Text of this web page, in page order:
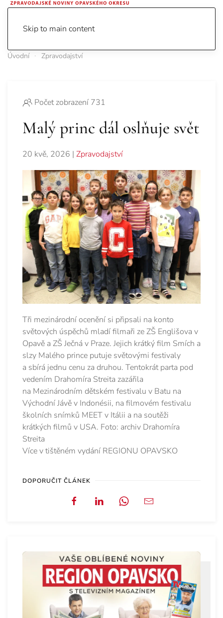
Skip to main content
Úvodní Zpravodajství
Počet zobrazení 731
Malý princ dál oslňuje svět
20 kvě, 2026 | Zpravodajství
Tři mezinárodní ocenění si připsali na konto
světových úspěchů mladí filmaři ze ZŠ Englišova v
Opavě a ZŠ Ječná v Praze. Jejich krátký film Smích a
slzy Malého prince putuje světovými festivaly
a sbírá jednu cenu za druhou. Tentokrát parta pod
vedením Drahomíra Streita zazářila
na Mezinárodním dětském festivalu v Batu na
Východní Jávě v Indonésii, na filmovém festivalu
školních snímků MEET v Itálii a na soutěži
krátkých filmů v USA. Foto: archiv Drahomíra
Streita
Více v tištěném vydání REGIONU OPAVSKO
DOPORUČIT ČLÁNEK